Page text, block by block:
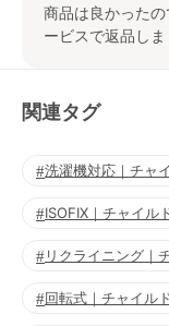
商品は良かった
ービスで返品しま
関連タグ
洗濯機対応｜チャ
ISOFIX｜チャイル
リクライニング｜
回転式｜チャイル